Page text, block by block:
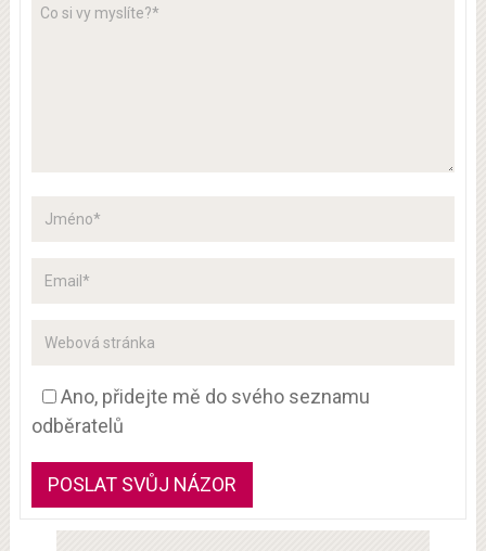
Ano, přidejte mě do svého seznamu
odběratelů